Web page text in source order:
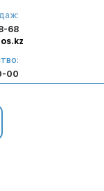
68
00